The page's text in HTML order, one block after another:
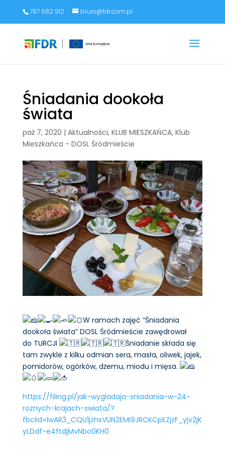
787 682 912 biuro@fdr.com.pl
Śniadania dookoła
świata
paź 7, 2020 | Aktualności, KLUB MIESZKAŃCA, Klub
Mieszkańca - DOSL Śródmieście
W ramach zajęć “Śniadania
dookoła świata” DOSL Śródmieście zawędrował
do TURCJI
Śniadanie składa się
tam zwykle z kilku odmian sera, masła, oliwek, jajek,
pomidorów, ogórków, dżemu, miodu i mięsa.
https://filing.pl/jak-wygladaja-sniadania-w-24-
roznych-krajach-swiata/?
fbclid=IwAR3_CQU1jzhsVUN2EMi9JRCKCpEZjzF_yjv2jK
yLDdf-e4ftdjMvNbo0KH0